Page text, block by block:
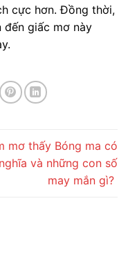
cực hơn. Đồng thời,
đến giấc mơ này
mơ thấy Bóng ma có
và những con số
may mắn gì?